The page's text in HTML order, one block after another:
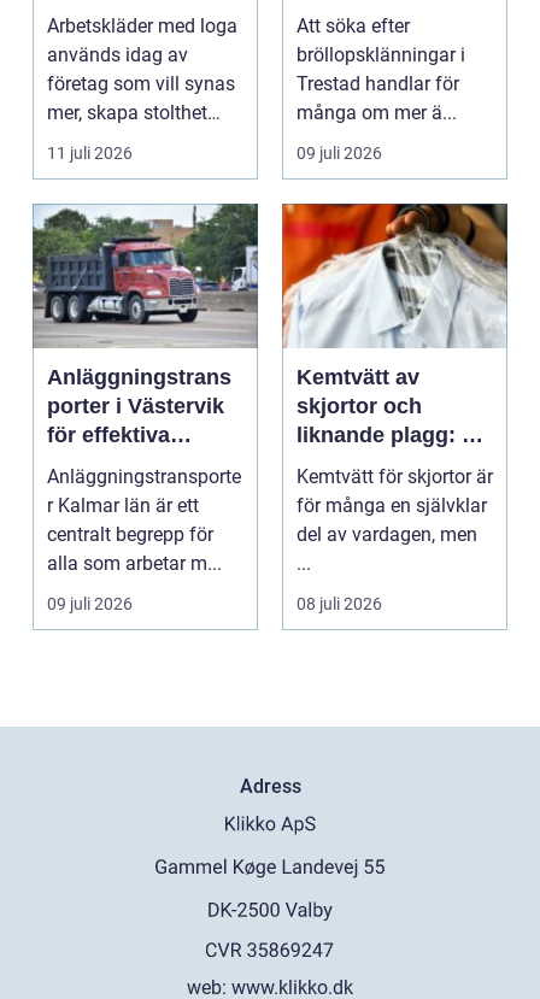
varje dag
Arbetskläder med loga
används idag av
företag som vill synas
mer, skapa stolthet
inte...
11 juli 2026
passform inför den
stora dagen
Att söka efter
bröllopsklänningar i
Trestad handlar för
många om mer ä...
09 juli 2026
Anläggningstrans
porter i Västervik
för effektiva
byggprojekt
Anläggningstransporte
r Kalmar län är ett
centralt begrepp för
alla som arbetar m...
09 juli 2026
Kemtvätt av
skjortor och
liknande plagg: Så
fungerar
professionell
klädvård i
Kemtvätt för skjortor är
för många en självklar
del av vardagen, men
...
08 juli 2026
Adress
web: www.klikko.dk